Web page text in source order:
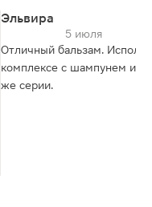
Эльвира
5 июля
Отличный бальзам.
комплексе с шампунем из
же серии.